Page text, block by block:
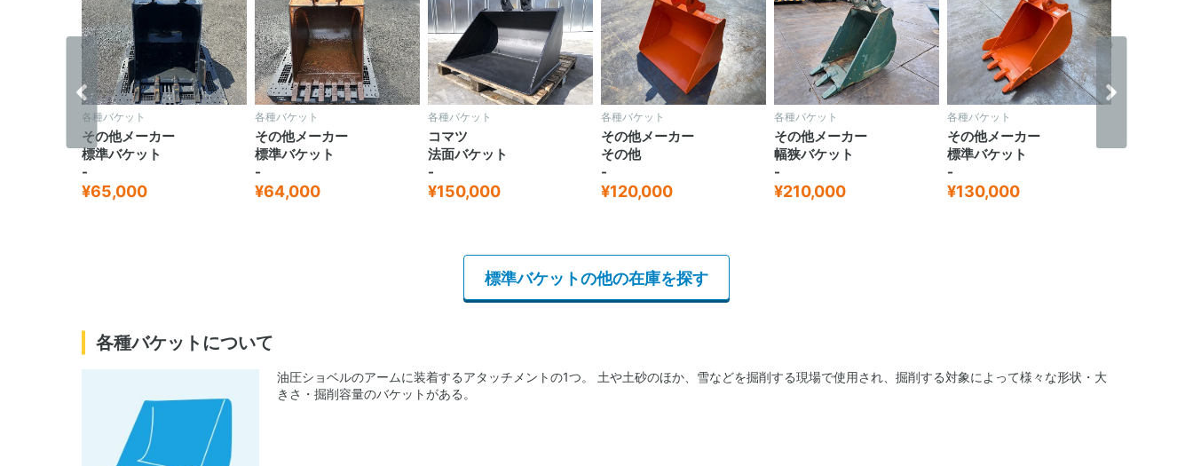
各種バケット
その他メーカー
標準バケット
-
¥65,000
各種バケット
その他メーカー
標準バケット
-
¥64,000
各種バケット
コマツ
法面バケット
-
¥150,000
各種バケット
その他メーカー
その他
-
¥120,000
各種バケット
その他メーカー
幅狭バケット
-
¥210,000
各種バケット
その他メーカー
標準バケット
-
¥130,000
標準バケッ
‹ ›
標準バケットの他の在庫を探す
各種バケットについて
油圧ショベルのアームに装着するアタッチメントの1つ。 土や土砂のほか、雪などを掘削する現場で使用され、掘削する対象によって様々な形状・大
きさ・掘削容量のバケットがある。